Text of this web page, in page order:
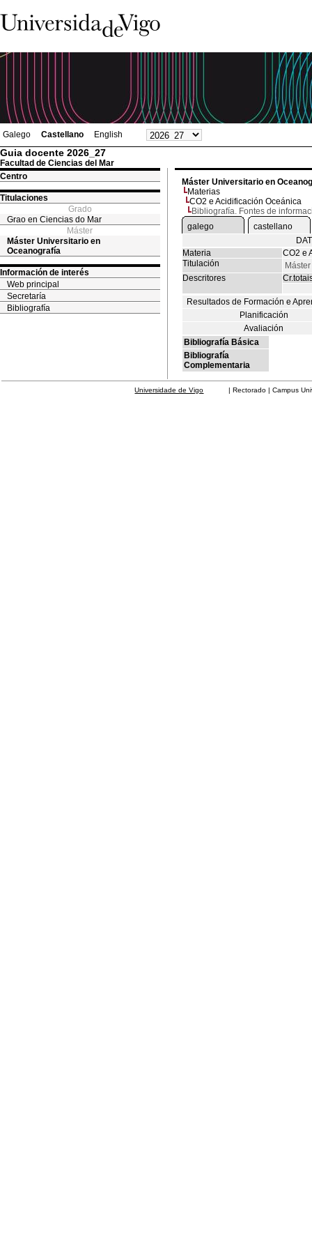
Galego Castellano English
Guia docente 2026_27
Facultad de Ciencias del Mar
Centro
Titulaciones
Grado
Grao en Ciencias do Mar
Máster
Máster Universitario en
Oceanografía
Información de interés
Web principal
Secretaría
Bibliografía
Máster Universitario en
Materias
CO2 e Acidificación Oceánica
Bibliografía. Fontes de
galego
castellano
Materia
CO2 e
Titulación
Descritores
Resultados de Formación e
Planificación
Avaliación
Bibliografía Básica
Bibliografía
Complementaria
Universidade de Vigo | Rectorado | Campus